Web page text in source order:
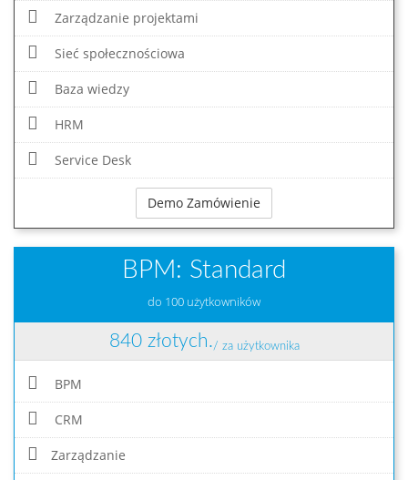
Zarządzanie projektami
Sieć społecznościowa
Baza wiedzy
HRM
Service Desk
Demo Zamówienie
BPM: Standard
do 100 użytkowników
840 złotych./ za użytkownika
BPM
CRM
Zarządzanie